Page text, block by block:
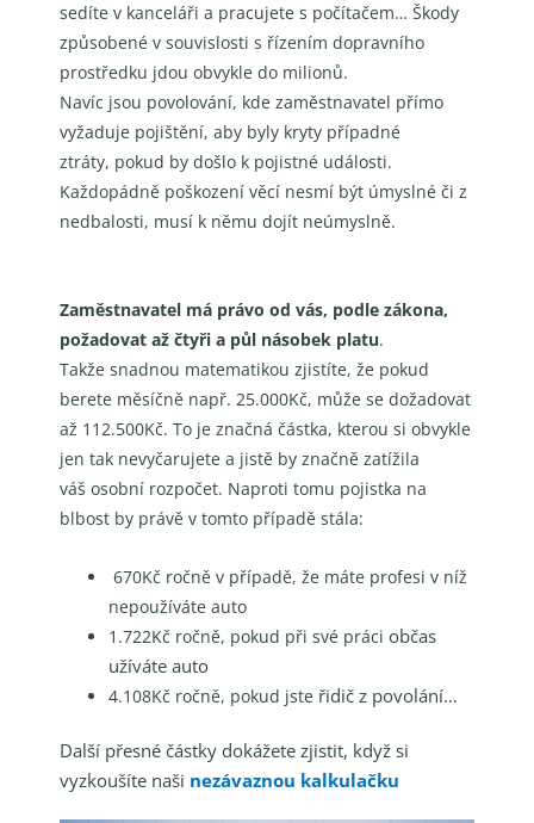
sedíte v kanceláři a pracujete s počítačem… Škody
způsobené v souvislosti s řízením dopravního
prostředku jdou obvykle do milionů.
Navíc jsou povolování, kde zaměstnavatel přímo
vyžaduje pojištění, aby byly kryty případné
ztráty, pokud by došlo k pojistné události.
Každopádně poškození věcí nesmí být úmyslné či z
nedbalosti, musí k němu dojít neúmyslně.
Zaměstnavatel má právo od vás, podle zákona,
požadovat až čtyři a půl násobek platu.
Takže snadnou matematikou zjistíte, že pokud
berete měsíčně např. 25.000Kč, může se dožadovat
až 112.500Kč. To je značná částka, kterou si obvykle
jen tak nevyčarujete a jistě by značně zatížila
váš osobní rozpočet. Naproti tomu pojistka na
blbost by právě v tomto případě stála:
670Kč ročně v případě, že máte profesi v níž
nepoužíváte auto
1.722Kč ročně, pokud při své práciobčas
užíváte auto
4.108Kč ročně, pokud jste řidič z povolání…
Další přesné částky dokážete zjistit, když si
vyzkoušíte naši nezávaznou kalkulačku